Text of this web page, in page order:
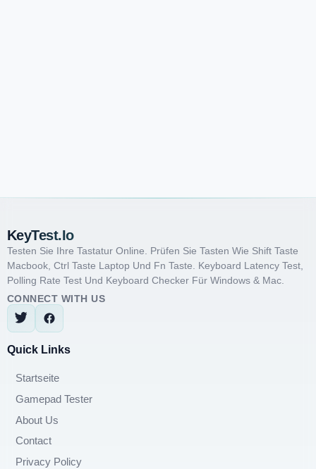
KeyTest.io
Testen Sie Ihre Tastatur Online. Prüfen Sie Tasten Wie Shift Taste
Macbook, Ctrl Taste Laptop Und Fn Taste. Keyboard Latency Test,
Polling Rate Test Und Keyboard Checker Für Windows & Mac.
CONNECT WITH US
Quick Links
Startseite
Gamepad Tester
About Us
Contact
Privacy Policy